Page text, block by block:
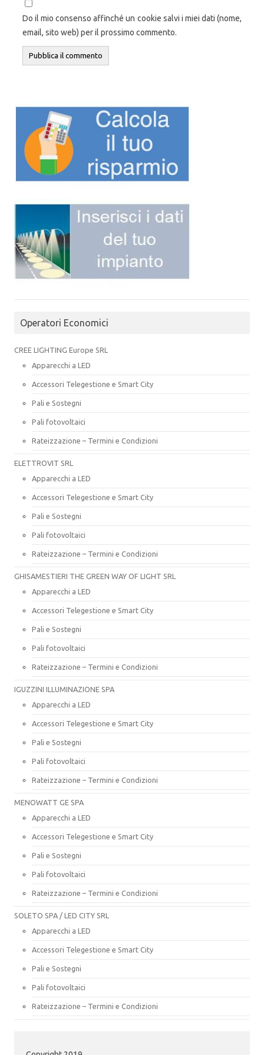
Do il mio consenso affinché un cookie salvi i miei dati (nome,
email, sito web) per il prossimo commento.
Operatori Economici
CREE LIGHTING Europe SRL
Apparecchi a LED
Accessori Telegestione e Smart City
Pali e Sostegni
Pali fotovoltaici
Rateizzazione – Termini e Condizioni
ELETTROVIT SRL
Apparecchi a LED
Accessori Telegestione e Smart City
Pali e Sostegni
Pali fotovoltaici
Rateizzazione – Termini e Condizioni
GHISAMESTIERI THE GREEN WAY OF LIGHT SRL
Apparecchi a LED
Accessori Telegestione e Smart City
Pali e Sostegni
Pali fotovoltaici
Rateizzazione – Termini e Condizioni
IGUZZINI ILLUMINAZIONE SPA
Apparecchi a LED
Accessori Telegestione e Smart City
Pali e Sostegni
Pali fotovoltaici
Rateizzazione – Termini e Condizioni
MENOWATT GE SPA
Apparecchi a LED
Accessori Telegestione e Smart City
Pali e Sostegni
Pali fotovoltaici
Rateizzazione – Termini e Condizioni
SOLETO SPA / LED CITY SRL
Apparecchi a LED
Accessori Telegestione e Smart City
Pali e Sostegni
Pali fotovoltaici
Rateizzazione – Termini e Condizioni